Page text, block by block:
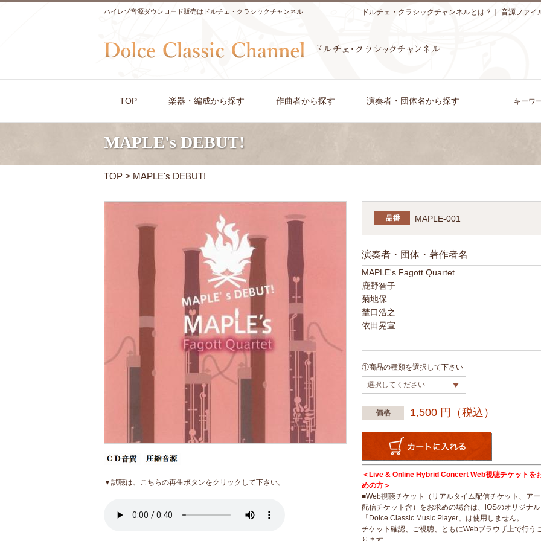
ハイレゾ音源ダウンロード販売はドルチェ・クラシックチャンネル 音源ファイ
ドルチェ・クラシックチャンネルとは？
TOP 楽器・編成から探す 作曲者から探す 演奏者・団体名から探す キーワ
MAPLE's DEBUT!
TOP > MAPLE's DEBUT!
▼試聴は、こちらの再生ボタンをクリックして下さい。
MAPLE-001
演奏者・団体・著作者名
MAPLE's Fagott Quartet
鹿野智子
菊地保
埜口浩之
依田晃宣
①商品の種類を選択して下さい
1,500 円（税込）
＜Live & Online Hybrid Concert Web視聴チケットを
めの方＞
■Web視聴チケット（リアルタイム配信チケット、ア
配信チケット含）をお求めの場合は、iOSのオリジナル
「Dolce Classic Music Player」は使用しません。
チケット確認、ご視聴、ともにWebブラウザ上で行う